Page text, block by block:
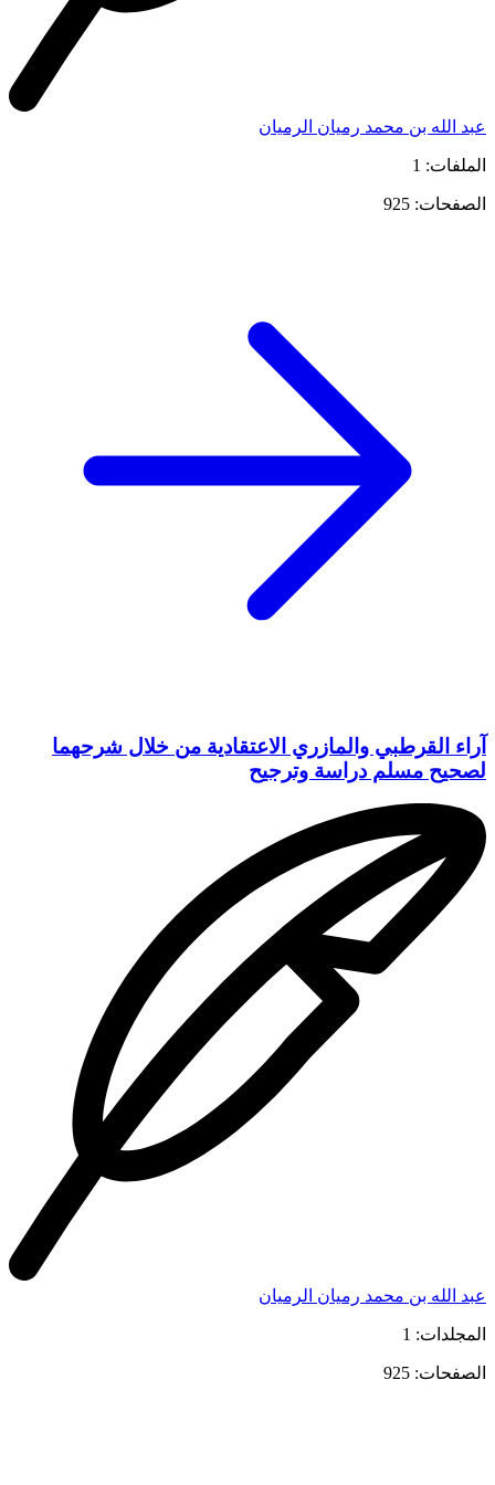
عبد الله بن محمد رميان الرميان
الملفات: 1
الصفحات: 925
آراء القرطبي والمازري الاعتقادية من خلال شرحهما
لصحيح مسلم دراسة وترجيح
عبد الله بن محمد رميان الرميان
المجلدات: 1
الصفحات: 925